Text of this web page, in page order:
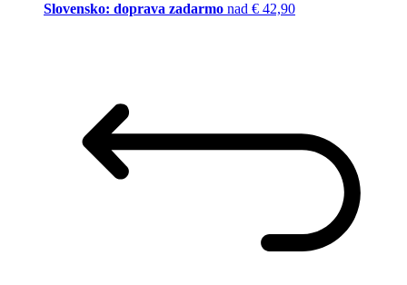
Slovensko: doprava zadarmo nad € 42,90